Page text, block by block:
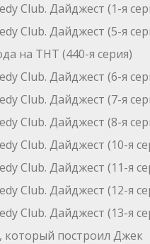
Club. Дайджест (1-я
Club. Дайджест (5-я
на ТНТ (440-я серия)
Club. Дайджест (6-я
Club. Дайджест (7-я
Club. Дайджест (8-я
Club. Дайджест (10-я
Club. Дайджест (11-я
Club. Дайджест (12-я
Club. Дайджест (13-я
который построил Джек